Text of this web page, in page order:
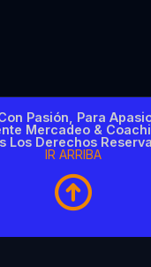
Pasión, Para
Mercadeo &
Los Derechos
IR ARRIBA